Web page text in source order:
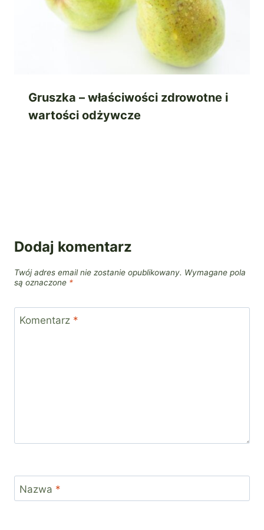
Gruszka – właściwości zdrowotne i
wartości odżywcze
Dodaj komentarz
Twój adres email nie zostanie opublikowany. Wymagane pola
są oznaczone *
Komentarz *
Nazwa *